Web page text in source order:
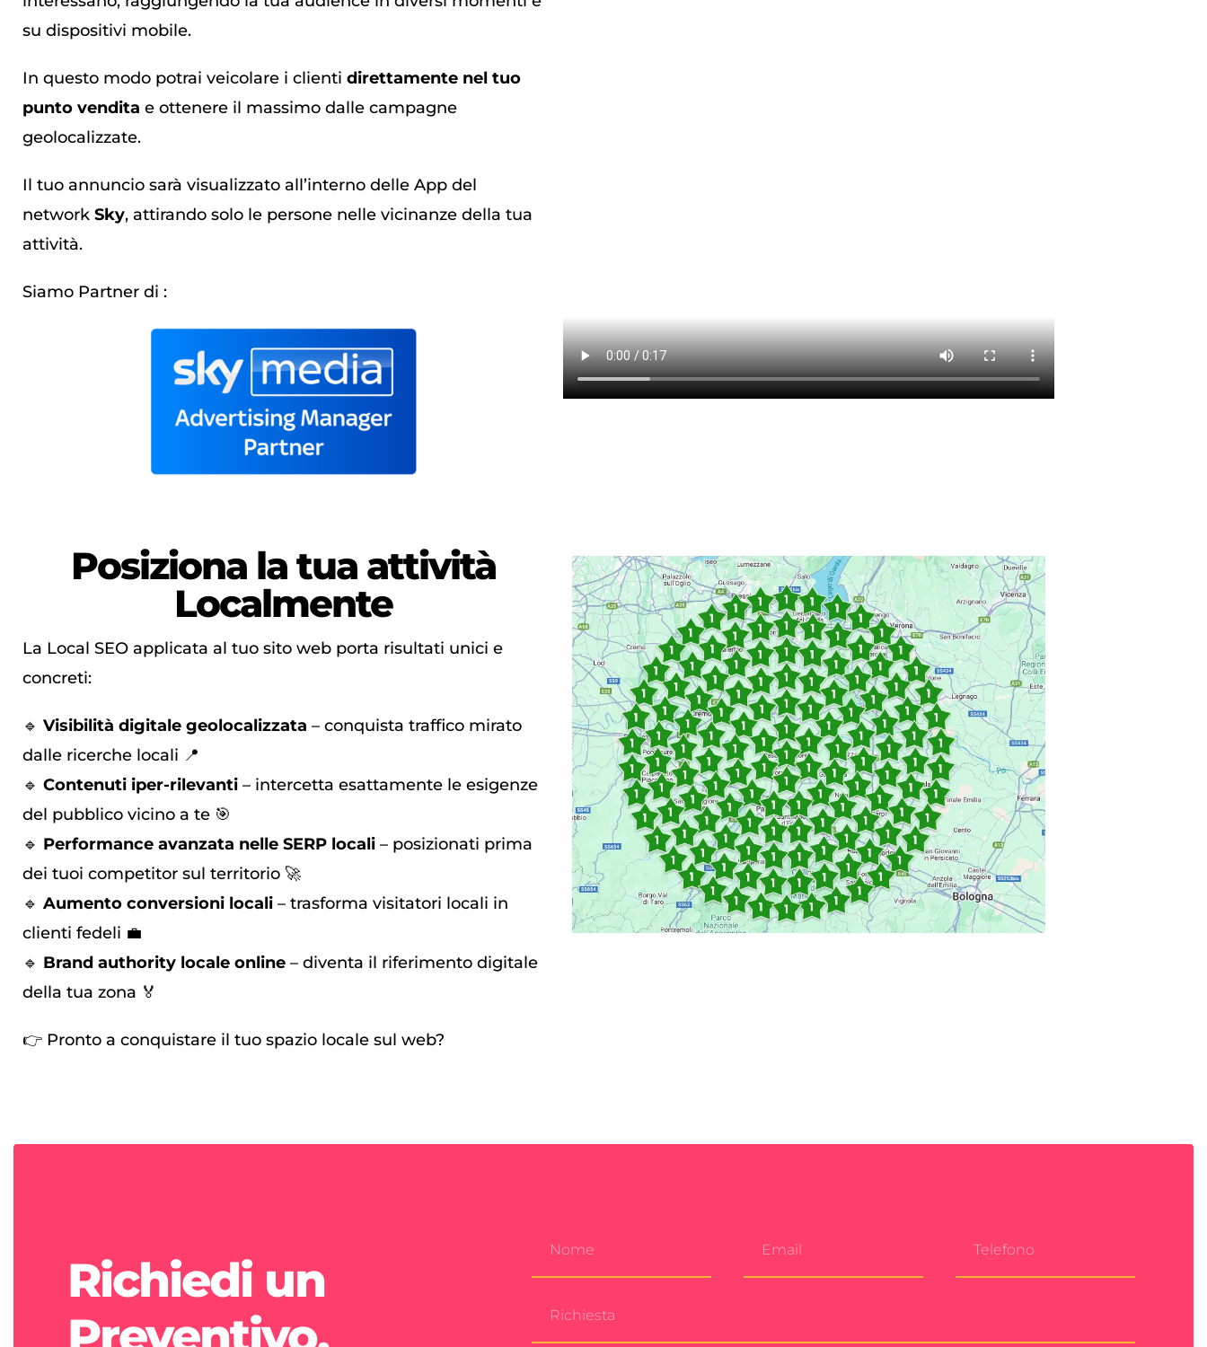
su dispositivi mobile.
In questo modo potrai veicolare i clienti direttamente nel tuo
punto vendita e ottenere il massimo dalle campagne
geolocalizzate.
Il tuo annuncio sarà visualizzato all’interno delle App del
network Sky, attirando solo le persone nelle vicinanze della tua
attività.
Siamo Partner di :
Posiziona la tua attività
Localmente
La Local SEO applicata al tuo sito web porta risultati unici e
concreti:
🔹 Visibilità digitale geolocalizzata – conquista traffico mirato
dalle ricerche locali 📍
🔹 Contenuti iper-rilevanti – intercetta esattamente le esigenze
del pubblico vicino a te 🎯
🔹 Performance avanzata nelle SERP locali – posizionati prima
dei tuoi competitor sul territorio 🚀
🔹 Aumento conversioni locali – trasforma visitatori locali in
clienti fedeli 💼
🔹 Brand authority locale online – diventa il riferimento digitale
della tua zona 🏅
👉 Pronto a conquistare il tuo spazio locale sul web?
Richiedi un
Preventivo.